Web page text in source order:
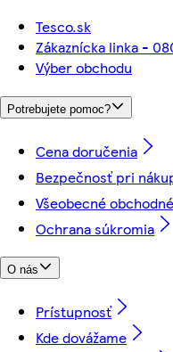
Tesco.sk
Zákaznícka linka -
Výber obchodu
Potrebujete pomoc?
Cena doručenia
Bezpečnosť pri
Všeobecné
Ochrana súkromia
O nás
Prístupnosť
Kde dovážame